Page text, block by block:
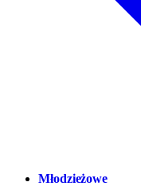
Młodzieżowe